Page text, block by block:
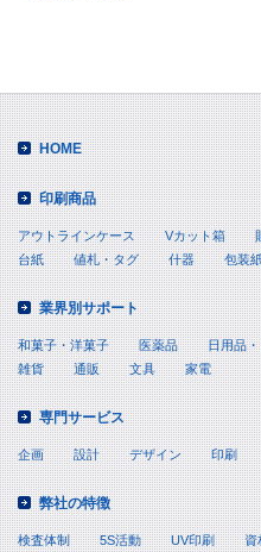
HOME
印刷商品
アウトラインケース Vカット箱
台紙
値札・タグ 什器 包装
業界別サポート
和菓子・洋菓子 医薬品 日用品
雑貨
通販 文具 家電
専門サービス
企画 設計 デザイン 印刷
弊社の特徴
検査体制 5S活動 UV印刷 資